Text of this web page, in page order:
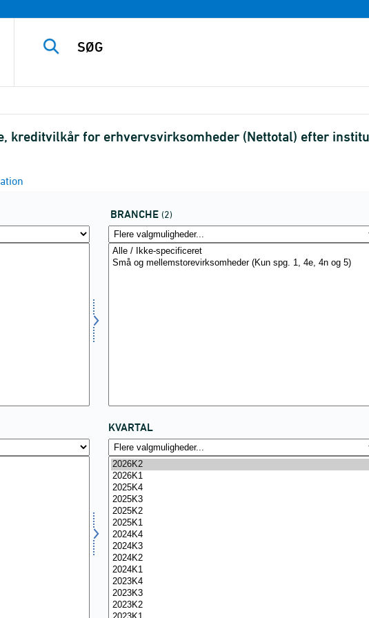
kreditvilkår for erhvervsvirksomheder (Nettotal) efter
BRANCHE (2)
KVARTAL